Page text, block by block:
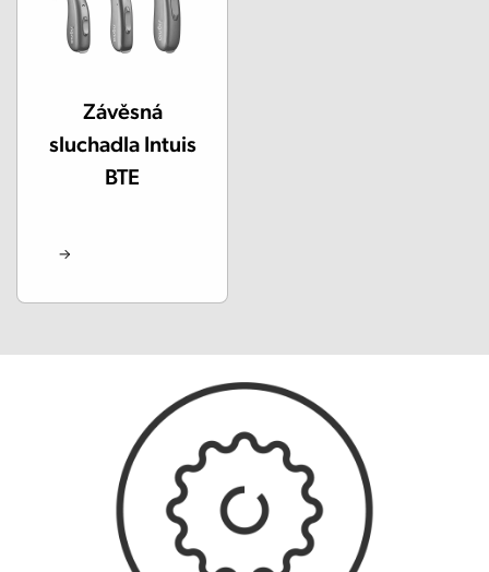
Závěsná
sluchadla Intuis
BTE